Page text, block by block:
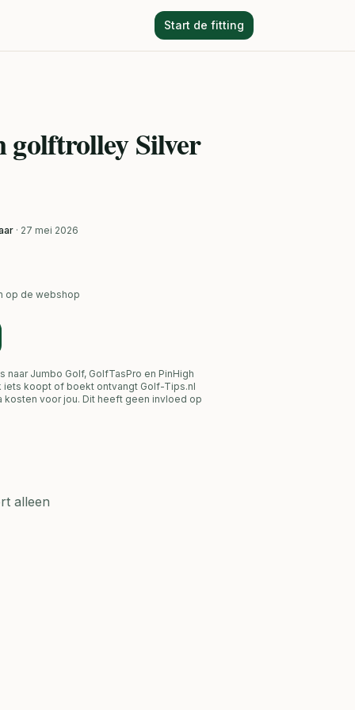
Start de fitting
golftrolley Silver
· 27 mei 2026
op de webshop
naar Jumbo Golf, GolfTasPro en PinHigh
iets koopt of boekt ontvangt Golf-Tips.nl
voor jou. Dit heeft geen invloed op
alleen